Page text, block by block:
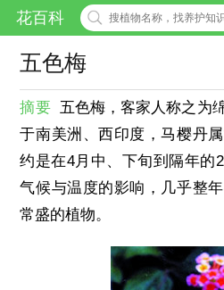
花百科
五色梅
摘要 五色梅，客家人称之为
于南美洲、西印度，马樱丹
约是在4月中、下旬到隔年的
气候与温度的影响，几乎整
常盛的植物。